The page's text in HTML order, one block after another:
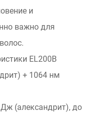
и
важно для
EL200B
+ 1064 нм
(александрит), до